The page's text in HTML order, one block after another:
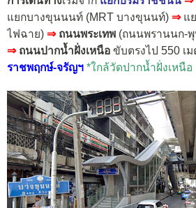
แยกบางขุนนนท์ (MRT บางขุนนท์) ⇒ แ
ไฟฉาย) ⇒ถนนพระเทพ (ถนนพรานนก-
⇒ ถนนปากน้ำฝั่งเหนือ ขับตรงไป 550 เม
ราชพฤกษ์-จรัญฯ *ใกล้วัดปากน้ำฝั่งเหนือ